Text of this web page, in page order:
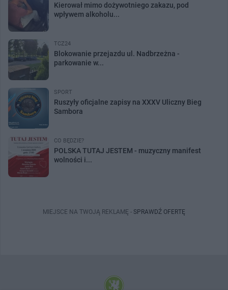
Kierował mimo dożywotniego zakazu, pod
wpływem alkoholu...
TCZ24
Blokowanie przejazdu ul. Nadbrzeżna -
parkowanie w...
SPORT
Ruszyły oficjalne zapisy na XXXV Uliczny Bieg
Sambora
CO BĘDZIE?
POLSKA TUTAJ JESTEM - muzyczny manifest
wolności i...
MIEJSCE NA TWOJĄ REKLAMĘ - SPRAWDŹ OFERTĘ